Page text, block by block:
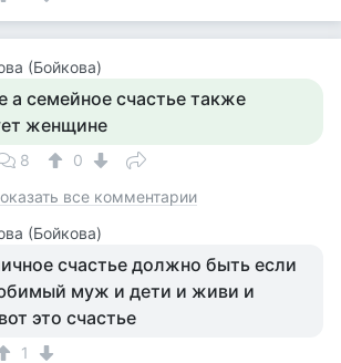
(Бойкова)
а семейное счастье также
женщине
8
0
все комментарии
(Бойкова)
счастье должно быть если
муж и дети и живи и
это счастье
1